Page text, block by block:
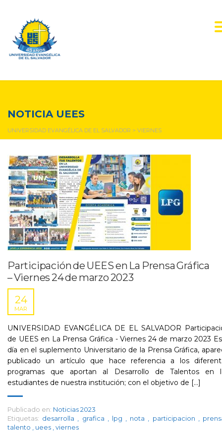
NOTICIA UEES
UNIVERSIDAD EVANGÉLICA DE EL SALVADOR > VIERNES
Participación de UEES en La Prensa Gráfica
– Viernes 24 de marzo 2023
24
MAR
UNIVERSIDAD EVANGÉLICA DE EL SALVADOR
de UEES en La Prensa Gráfica - Viernes 24 de marzo 2023
día en el suplemento Universitario de la Prensa Gráfica,
publicado un artículo que hace referencia a los
programas que aportan al Desarrollo de Talentos en
estudiantes de nuestra institución; con el objetivo de [...]
Publicado en: Noticias 2023
Etiquetas: desarrolla grafica lpg nota participacion
talento
uees viernes